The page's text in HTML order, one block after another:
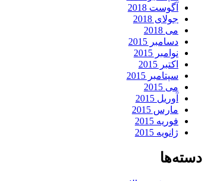
آگوست 2018
جولای 2018
می 2018
دسامبر 2015
نوامبر 2015
اکتبر 2015
سپتامبر 2015
می 2015
آوریل 2015
مارس 2015
فوریه 2015
ژانویه 2015
دسته‌ها